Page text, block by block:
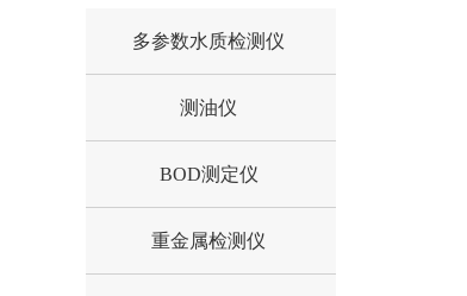
多参数水质检测仪
测油仪
BOD测定仪
重金属检测仪